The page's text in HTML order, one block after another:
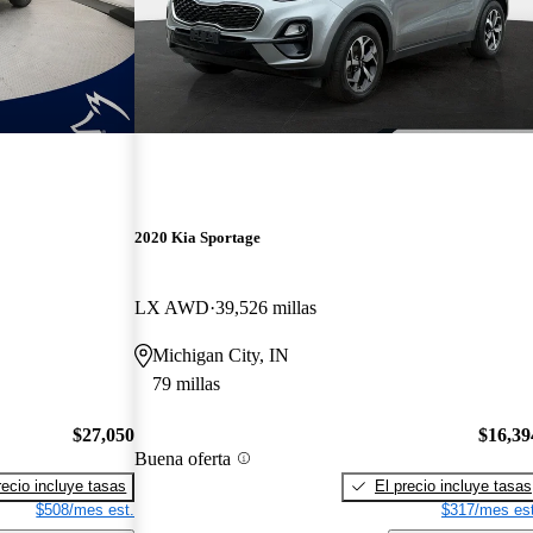
$27,050
incluye tasas
$508/mes est.
2020 Kia Sportage
LX AWD 39,526 millas
Michigan City, IN
79 millas
Buena oferta
El precio incluye tasas
$317/mes